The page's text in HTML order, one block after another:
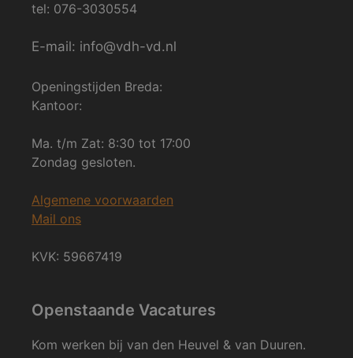
tel: 076-3030554
E-mail: info@vdh-vd.nl
Openingstijden Breda:
Kantoor:
Ma. t/m Zat: 8:30 tot 17:00
Zondag gesloten.
Algemene voorwaarden
Mail ons
KVK: 59667419
Openstaande Vacatures
Kom werken bij van den Heuvel & van Duuren.